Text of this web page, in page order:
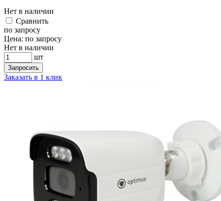
Нет в наличии
Cравнить
по запросу
Цена: по запросу
Нет в наличии
шт
Запросить
Заказать в 1 клик